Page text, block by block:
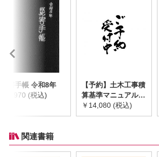
災害手帳 令和8年
￥2,970 (税込)
【予約】土木工事積
算基準マニュアル
令和8年度版
※2026年8月下旬発
￥14,080 (税込)
関連書籍